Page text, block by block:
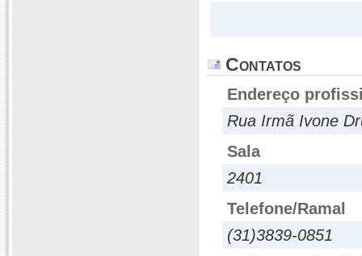
Contatos
Endereço
Rua Irmã Ivone
Sala
2401
Telefone/Ramal
(31)3839-0851